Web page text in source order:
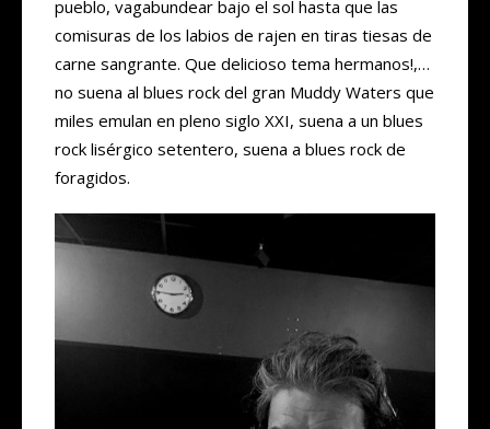
pueblo, vagabundear bajo el sol hasta que las
comisuras de los labios de rajen en tiras tiesas de
carne sangrante. Que delicioso tema hermanos!,…
no suena al blues rock del gran Muddy Waters que
miles emulan en pleno siglo XXI, suena a un blues
rock lisérgico setentero, suena a blues rock de
foragidos.